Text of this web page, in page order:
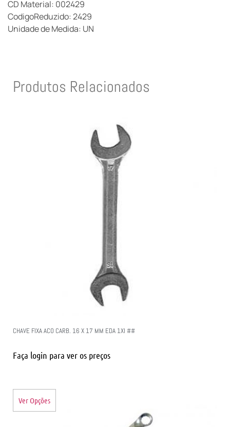
CD Material: 002429
CodigoReduzido: 2429
Unidade de Medida: UN
Produtos Relacionados
CHAVE FIXA ACO CARB. 16 X 17 MM EDA 1XI ##
Faça login para ver os preços
Ver Opções